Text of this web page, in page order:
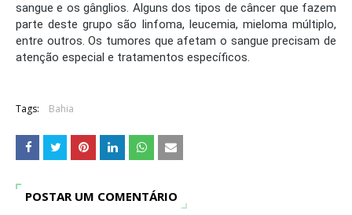
sangue e os gânglios. Alguns dos tipos de câncer que fazem
parte deste grupo são linfoma, leucemia, mieloma múltiplo,
entre outros. Os tumores que afetam o sangue precisam de
atenção especial e tratamentos específicos.
Tags: Bahia
POSTAR UM COMENTÁRIO